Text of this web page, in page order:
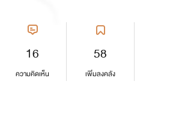
16
ความคิดเห็น
58
เพิ่มลงคลัง